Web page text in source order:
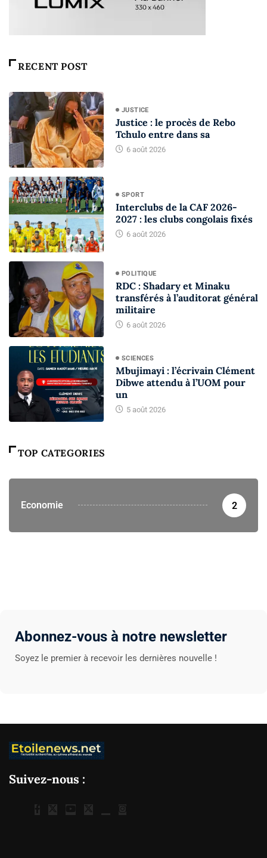
RECENT POST
JUSTICE
Justice : le procès de Rebo
Tchulo entre dans sa
6 août 2026
SPORT
Interclubs de la CAF 2026-
2027 : les clubs congolais fixés
6 août 2026
POLITIQUE
RDC : Shadary et Minaku
transférés à l’auditorat général
militaire
6 août 2026
SCIENCES
Mbujimayi : l’écrivain Clément
Dibwe attendu à l’UOM pour
un
5 août 2026
TOP CATEGORIES
Economie 2
Abonnez-vous à notre newsletter
Soyez le premier à recevoir les dernières nouvelle !
Suivez-nous :